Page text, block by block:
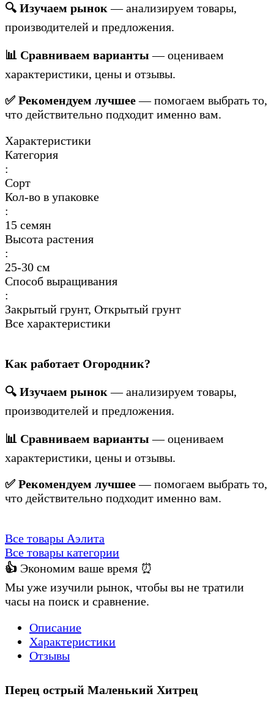
🔍 Изучаем рынок — анализируем товары,
производителей и предложения.
📊 Сравниваем варианты — оцениваем
характеристики, цены и отзывы.
✅ Рекомендуем лучшее— помогаем выбрать то,
что действительно подходит именно вам.
Характеристики
Категория
:
Сорт
Кол-во в упаковке
:
15 семян
Высота растения
:
25-30 см
Способ выращивания
:
Закрытый грунт, Открытый грунт
Все характеристики
Как работает Огородник?
🔍 Изучаем рынок — анализируем товары,
производителей и предложения.
📊 Сравниваем варианты — оцениваем
характеристики, цены и отзывы.
✅ Рекомендуем лучшее— помогаем выбрать то,
что действительно подходит именно вам.
Все товары Аэлита
Все товары категории
👍 Экономим ваше время ⏰
Мы уже изучили рынок, чтобы вы не тратили
часы на поиск и сравнение.
Описание
Характеристики
Отзывы
Перец острый Маленький Хитрец